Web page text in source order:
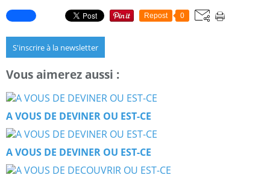
Repost 0
S'inscrire à la newsletter
Vous aimerez aussi :
A VOUS DE DEVINER OU EST-CE
A VOUS DE DEVINER OU EST-CE